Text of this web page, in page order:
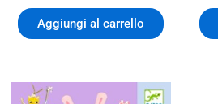
Aggiungi al carrello